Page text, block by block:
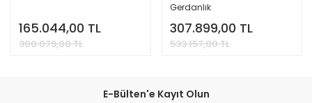
165.044,00 TL
300.079,00 TL
Gerdanlık
307.899,00 TL
533.157,00 TL
E-Bülten'e Kayıt Olun